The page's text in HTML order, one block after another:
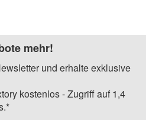
mehr!
und erhalte exklusive
kostenlos - Zugriff auf 1,4